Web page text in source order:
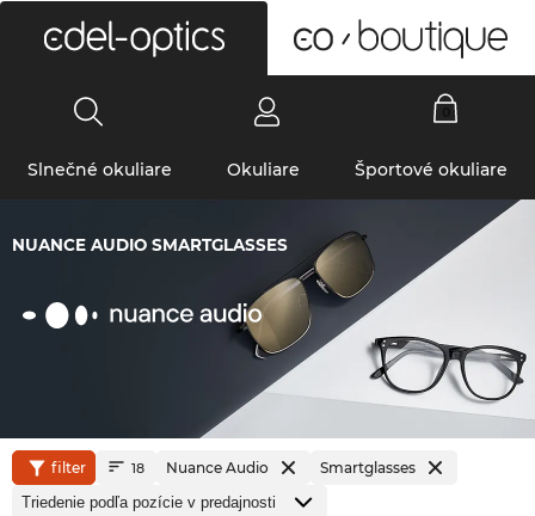
Slnečné okuliare Okuliare Športové okuliare
NUANCE AUDIO SMARTGLASSES
filter 18 Nuance Audio Smartglasses